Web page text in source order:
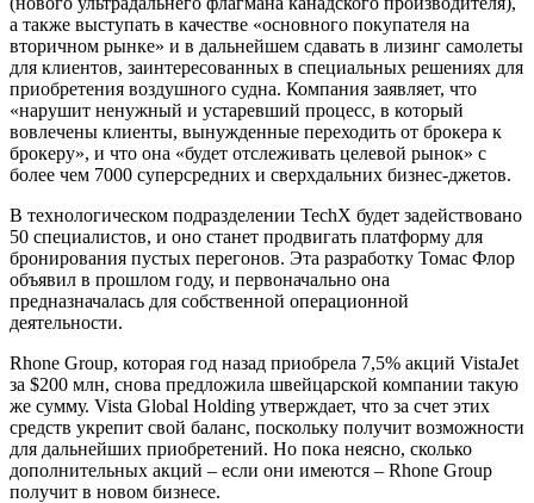
а также выступать в качестве «основного покупателя на
вторичном рынке» и в дальнейшем сдавать в лизинг самолеты
для клиентов, заинтересованных в специальных решениях для
приобретения воздушного судна. Компания заявляет, что
«нарушит ненужный и устаревший процесс, в который
вовлечены клиенты, вынужденные переходить от брокера к
брокеру», и что она «будет отслеживать целевой рынок» с
более чем 7000 суперсредних и сверхдальних бизнес-джетов.
В технологическом подразделении TechX будет задействовано
50 специалистов, и оно станет продвигать платформу для
бронирования пустых перегонов. Эта разработку Томас Флор
объявил в прошлом году, и первоначально она
предназначалась для собственной операционной
деятельности.
Rhone Group, которая год назад приобрела 7,5% акций VistaJet
за $200 млн, снова предложила швейцарской компании такую
же сумму. Vista Global Holding утверждает, что за счет этих
средств укрепит свой баланс, поскольку получит возможности
для дальнейших приобретений. Но пока неясно, сколько
дополнительных акций – если они имеются – Rhone Group
получит в новом бизнесе.